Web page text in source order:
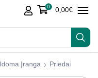
0 0,00€
Įranga Priedai